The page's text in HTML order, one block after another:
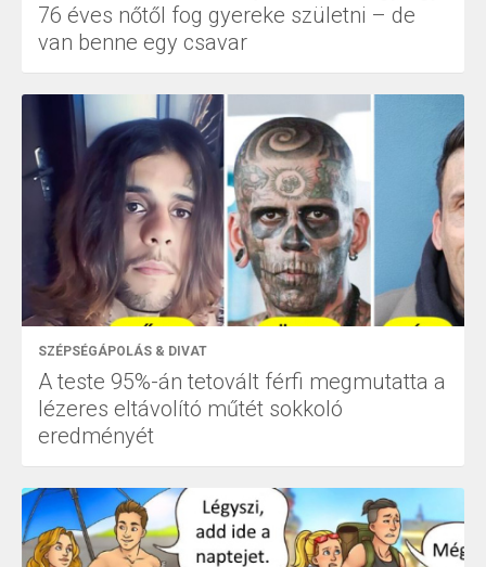
76 éves nőtől fog gyereke születni – de
van benne egy csavar
SZÉPSÉGÁPOLÁS & DIVAT
A teste 95%-án tetovált férfi megmutatta a
lézeres eltávolító műtét sokkoló
eredményét